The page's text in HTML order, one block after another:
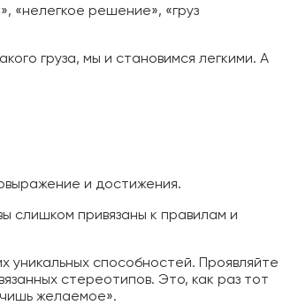
«нелегкое решение», «груз
груза, мы и становимся легкими. А
и достижения.
слишком привязаны к правилам и
способностей. Проявляйте
стереотипов. Это, как раз тот
желаемое».